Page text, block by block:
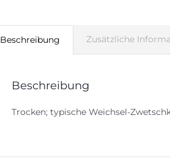
Beschreibung Zusätzliche
Beschreibung
Trocken; typische Weichsel-